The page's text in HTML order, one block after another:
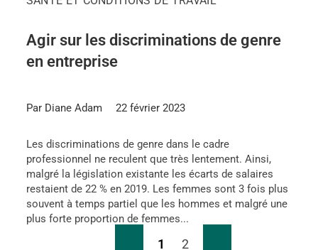
Agir sur les discriminations de genre
en entreprise
Par Diane Adam 22 février 2023
Les discriminations de genre dans le cadre
professionnel ne reculent que très lentement. Ainsi,
malgré la législation existante les écarts de salaires
restaient de 22 % en 2019. Les femmes sont 3 fois plus
souvent à temps partiel que les hommes et malgré une
plus forte proportion de femmes...
1 2